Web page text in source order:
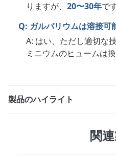
りますが、 20〜30年で
Q: ガルバリウムは溶接可
A: はい、ただし適切な
ミニウムのヒュームは
製品のハイライト
AZ160 600mm ガルバリウ
関